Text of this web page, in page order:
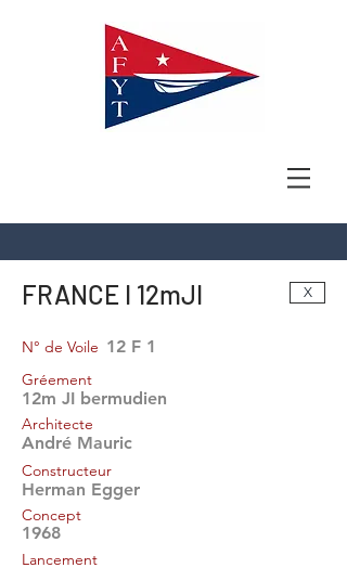
FRANCE I 12mJI X
12 F 1
N° de Voile
Gréement
12m JI bermudien
Architecte
André Mauric
Constructeur
Herman Egger
Concept
1968
Lancement